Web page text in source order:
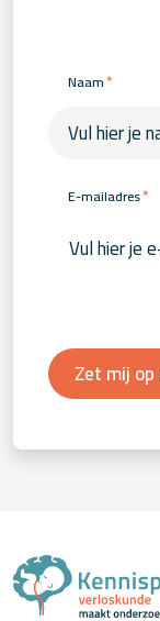
Naam*
E-mailadres*
Zet mij